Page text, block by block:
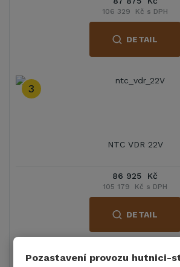
106 329 Kč s DPH
DETAIL
3
NTC VDR 22V
86 925 Kč
105 179 Kč s DPH
DETAIL
Pozastavení provozu hutnici-